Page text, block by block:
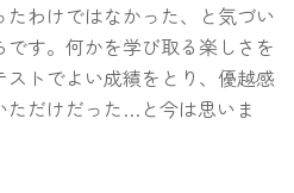
たわけではなかった、と気づい
す。何かを学び取る楽しさを
トでよい成績をとり、優越感
ただけだった…と今は思いま